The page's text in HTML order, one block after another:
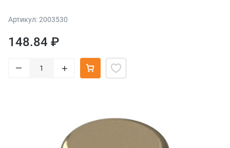
Артикул: 2003530
148.84 ₽
– +